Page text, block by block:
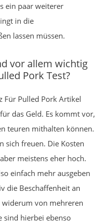
ein paar weiterer
in die
lassen müssen.
vor allem wichtig
Pork Test?
Für Pulled Pork Artikel
das Geld. Es kommt vor,
teuren mithalten können.
sich freuen. Die Kosten
meistens eher hoch.
einfach mehr ausgeben
die Beschaffenheit an
von mehreren
sind hierbei ebenso